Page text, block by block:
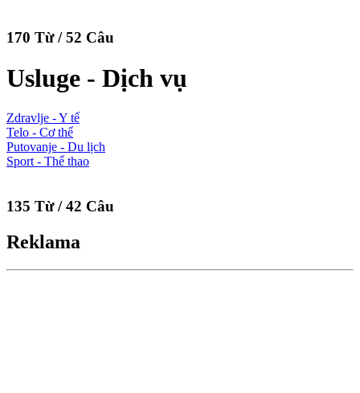
170 Từ / 52 Câu
Usluge - Dịch vụ
Zdravlje - Y tế
Telo - Cơ thể
Putovanje - Du lịch
Sport - Thể thao
135 Từ / 42 Câu
Reklama